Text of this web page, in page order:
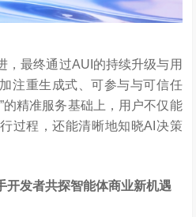
，最终通过AUI的持续升级与用
注重生成式、可参与与可信任
精准服务基础上，用户不仅能
过程，还能清晰地知晓AI决策
开发者共探智能体商业新机遇